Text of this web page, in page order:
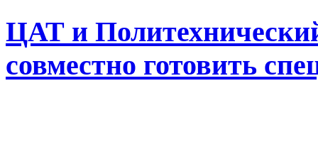
ЦАТ и
совместно готовить